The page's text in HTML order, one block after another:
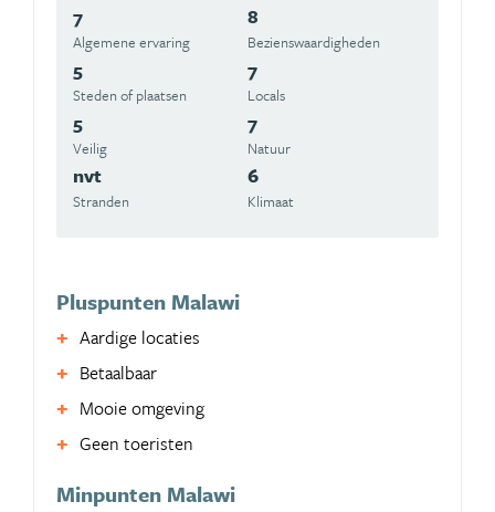
7
Algemene ervaring
8
Beziens­waardigheden
5
Steden of plaatsen
7
Locals
5
Veilig
7
Natuur
nvt
Stranden
6
Klimaat
Pluspunten Malawi
Aardige locaties
Betaalbaar
Mooie omgeving
Geen toeristen
Minpunten Malawi